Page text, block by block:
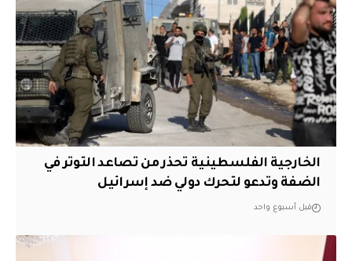
الخارجية الفلسطينية تحذر من تصاعد التوتر في
الضفة وتدعو لتحرك دولي ضد إسرائيل
قبل أسبوع واحد